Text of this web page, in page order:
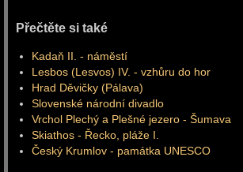
Přečtěte si také
Kadaň II. - náměstí
Lesbos (Lesvos) IV. - vzhůru do hor
Hrad Děvičky (Pálava)
Slovenské národní divadlo
Vrchol Plechý a Plešné jezero - Šumava
Skiathos - Řecko, pláže I.
Český Krumlov - památka UNESCO